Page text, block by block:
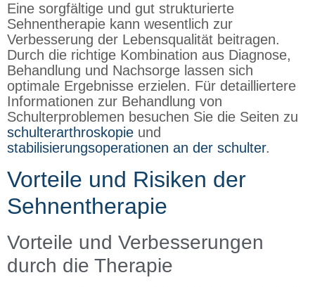
Eine sorgfältige und gut strukturierte
Sehnentherapie kann wesentlich zur
Verbesserung der Lebensqualität beitragen.
Durch die richtige Kombination aus Diagnose,
Behandlung und Nachsorge lassen sich
optimale Ergebnisse erzielen. Für detailliertere
Informationen zur Behandlung von
Schulterproblemen besuchen Sie die Seiten zu
schulterarthroskopie und
stabilisierungsoperationen an der schulter.
Vorteile und Risiken der
Sehnentherapie
Vorteile und Verbesserungen
durch die Therapie